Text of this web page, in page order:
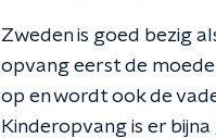
Zweden is goed bezig
opvang eerst de
op en wordt ook de
Kinderopvang is er